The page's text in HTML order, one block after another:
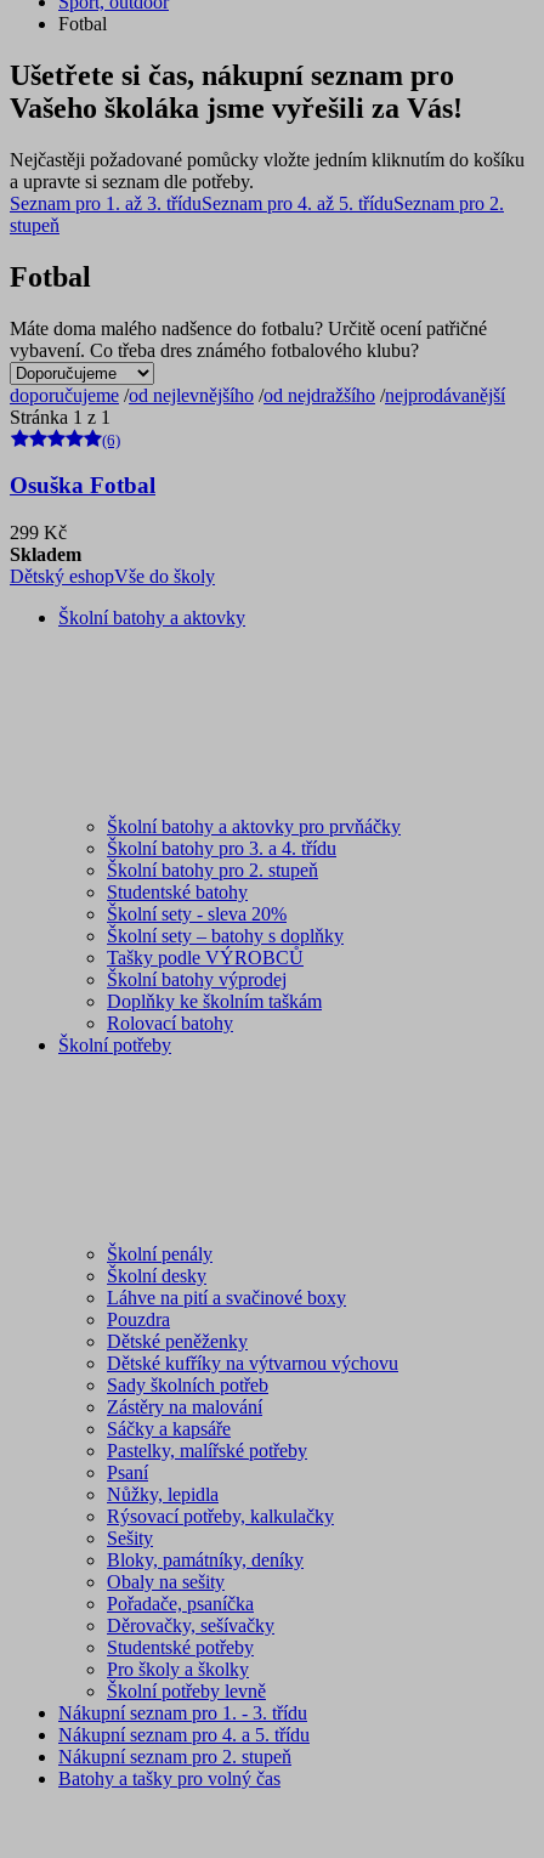
Fotbal
Ušetřete si čas, nákupní seznam pro
Vašeho školáka jsme vyřešili za Vás!
Nejčastěji požadované pomůcky vložte jedním kliknutím do košíku
a upravte si seznam dle potřeby.
Seznam pro 1. až 3. tříduSeznam pro 4. až 5. tříduSeznam pro 2.
stupeň
Fotbal
Máte doma malého nadšence do fotbalu? Určitě ocení patřičné
vybavení. Co třeba dres známého fotbalového klubu?
doporučujeme /od nejlevnějšího /od nejdražšího /nejprodávanější
Stránka 1 z 1
(6)
Osuška Fotbal
299 Kč
Skladem
Dětský eshopVše do školy
Školní batohy a aktovky
Školní batohy a aktovky pro prvňáčky
Školní batohy pro 3. a 4. třídu
Školní batohy pro 2. stupeň
Studentské batohy
Školní sety - sleva 20%
Školní sety – batohy s doplňky
Tašky podle VÝROBCŮ
Školní batohy výprodej
Doplňky ke školním taškám
Rolovací batohy
Školní potřeby
Školní penály
Školní desky
Láhve na pití a svačinové boxy
Pouzdra
Dětské peněženky
Dětské kufříky na výtvarnou výchovu
Sady školních potřeb
Zástěry na malování
Sáčky a kapsáře
Pastelky, malířské potřeby
Psaní
Nůžky, lepidla
Rýsovací potřeby, kalkulačky
Sešity
Bloky, památníky, deníky
Obaly na sešity
Pořadače, psaníčka
Děrovačky, sešívačky
Studentské potřeby
Pro školy a školky
Školní potřeby levně
Nákupní seznam pro 1. - 3. třídu
Nákupní seznam pro 4. a 5. třídu
Nákupní seznam pro 2. stupeň
Batohy a tašky pro volný čas